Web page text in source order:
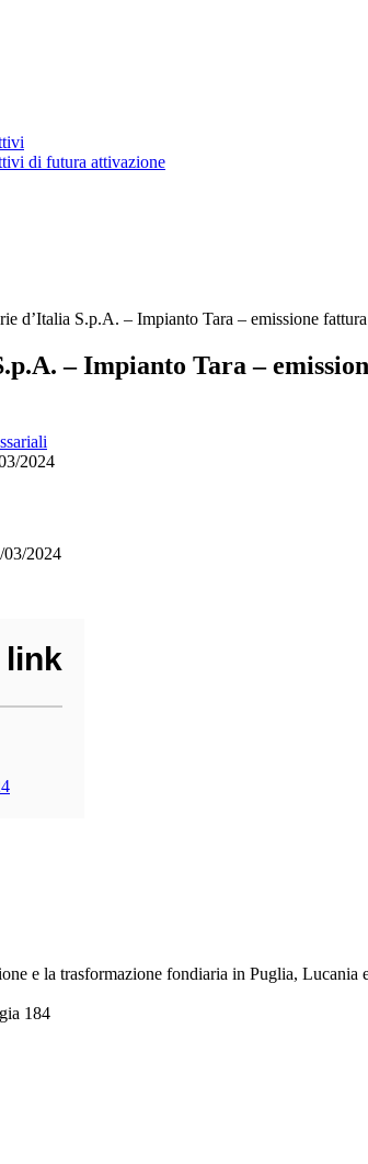
di futura attivazione
d’Italia S.p.A. – Impianto Tara – emissione
– Impianto Tara –
2024
03/2024
link
e la trasformazione fondiaria in Puglia, Lucania
184